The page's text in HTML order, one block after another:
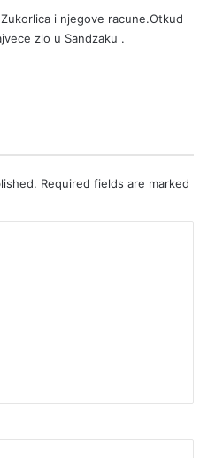
i njegove racune.Otkud
zlo u Sandzaku .
Required fields are marked